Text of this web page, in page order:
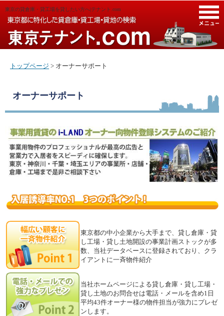
東京の貸倉庫・貸工場を貸したい方へ|テナント.com
トップページ > オーナーサポート
オーナーサポート
東京都の中小企業から大手まで、貸し倉庫・貸
し工場・貸し土地開設の事業計画ストックが多
数、当社データベースに登録されており、クラ
イアントに一斉物件紹介
当社ホームページによる貸し倉庫・貸し工場・
貸し土地のお問合せは電話・メールを含め1日
平均43件オーナー様の物件担当が強力にプレゼ
ンします。